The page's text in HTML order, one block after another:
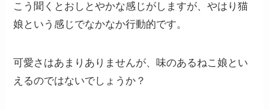
こう聞くとおしとやかな感じがしますが、やはり猫
娘という感じでなかなか行動的です。
可愛さはあまりありませんが、味のあるねこ娘とい
えるのではないでしょうか？